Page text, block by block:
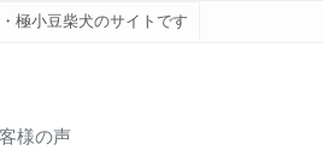
極小豆柴犬のサイトです
様の声